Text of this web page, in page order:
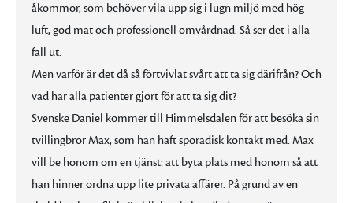
åkommor, som behöver vila upp sig i lugn miljö med hög
luft, god mat och professionell omvårdnad. Så ser det i alla
fall ut.
Men varför är det då så förtvivlat svårt att ta sig därifrån? Och
vad har alla patienter gjort för att ta sig dit?
Svenske Daniel kommer till Himmelsdalen för att besöka sin
tvillingbror Max, som han haft sporadisk kontakt med. Max
vill be honom om en tjänst: att byta plats med honom så att
han hinner ordna upp lite privata affärer. På grund av en